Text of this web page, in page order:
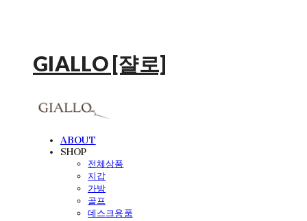
GIALLO [쟐로]
ABOUT
SHOP
전체상품
지갑
가방
골프
데스크용품